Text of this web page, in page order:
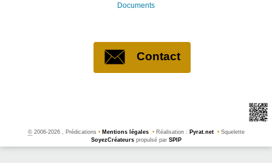
Documents
Contact
©2006-2026 , Prédications • Mentions légales • Réalisation : Pyrat.net •Squelette
SoyezCréateurspropulsé par SPIP